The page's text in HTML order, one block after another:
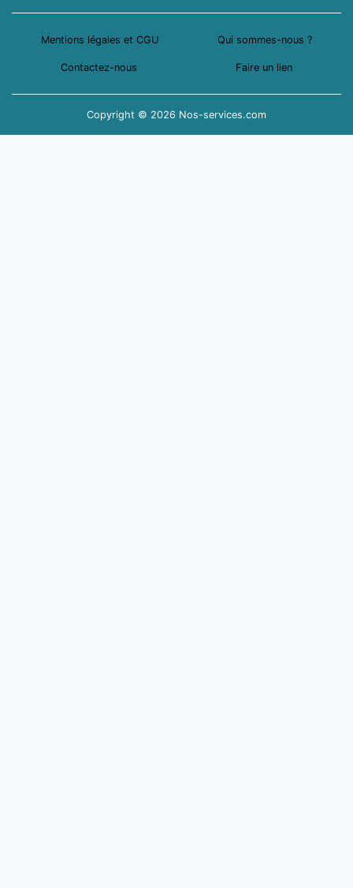
Mentions légales et CGU Qui sommes-nous ?
Contactez-nous Faire un lien
Copyright © 2026 Nos-services.com